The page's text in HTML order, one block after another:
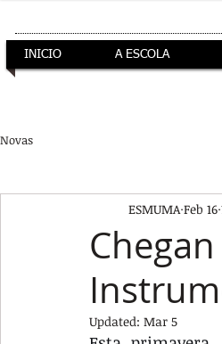
INICIO A ESCOLA
Novas
ESMUMA Feb 16
Updated: Mar 5